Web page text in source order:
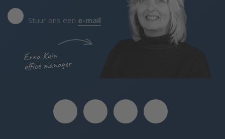
Erna Kuin
office manager
Stuur ons een e-mail